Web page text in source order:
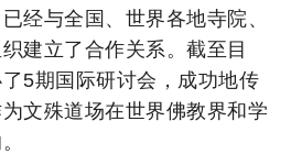
经与全国、世界各地寺院、
建立了合作关系。截至目
5期国际研讨会，成功地传
文殊道场在世界佛教界和学